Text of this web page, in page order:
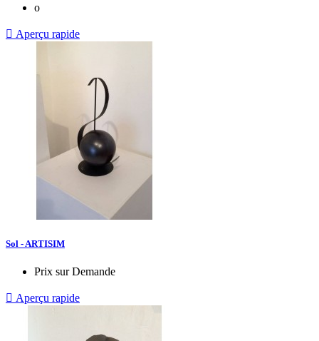
o
 Aperçu rapide
Sol - ARTISIM
Prix sur Demande
 Aperçu rapide